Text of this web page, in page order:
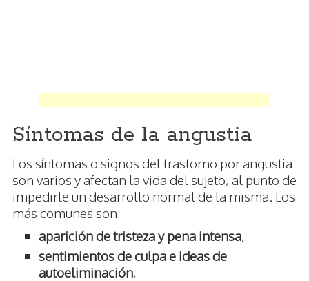
Síntomas de la angustia
Los síntomas o signos del trastorno por angustia
son varios y afectan la vida del sujeto, al punto de
impedirle un desarrollo normal de la misma. Los
más comunes son:
aparición de tristeza y pena intensa,
sentimientos de culpa e ideas de
autoeliminación,